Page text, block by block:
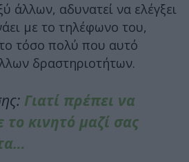
άλλων, αδυνατεί να ελέγξει
με το τηλέφωνο του,
τόσο πολύ που αυτό
δραστηριοτήτων.
Γιατί πρέπει να
το κινητό μαζί σας